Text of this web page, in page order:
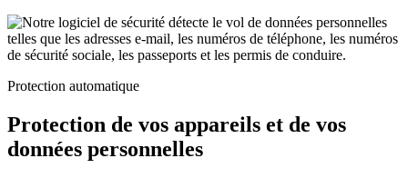
Protection automatique
Protection de vos appareils et de vos
données personnelles